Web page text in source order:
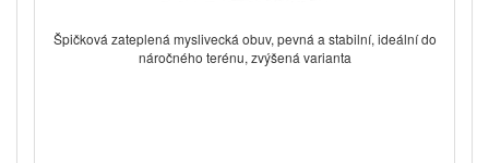
Špičková zateplená myslivecká obuv, pevná a stabilní, ideální do
náročného terénu, zvýšená varianta